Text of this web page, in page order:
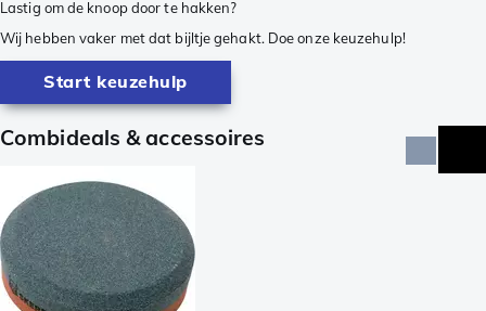
Lastig om de knoop door te hakken?
Wij hebben vaker met dat bijltje gehakt. Doe onze keuzehulp!
Start keuzehulp
Combideals & accessoires